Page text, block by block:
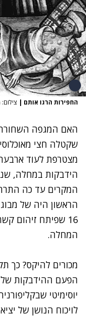
החפירות הרגו אותם | צילום: thefrisky.com
האם המגפה
שקטלה חצי
מצטרפת לעוד
הידבקות במחלה,
המקרים עד כה
הראשון היה של
16 שפיתח זיהום
המחלה.
מכורים להיקס? כך
הפעם ההידבקות
יוסימיטי
לויכוח הנושן של